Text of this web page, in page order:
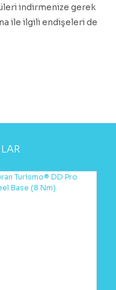
indirmenize gerek
ile ilgili endişeleri de